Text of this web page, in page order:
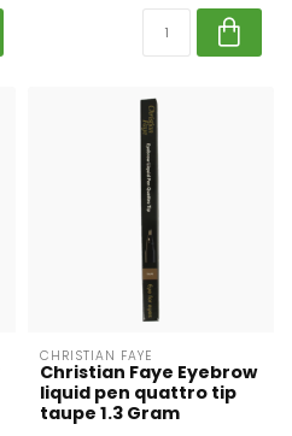
CHRISTIAN FAYE
Christian Faye Eyebrow
liquid pen quattro tip
taupe 1.3 Gram